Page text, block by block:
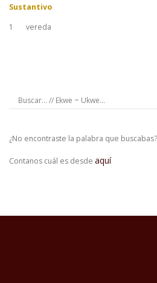
ORDEN ALFABÉTICO
Sustantivo
1
vereda
¿No encontraste la palabra que buscabas?
Contanos cuál es desde aquí